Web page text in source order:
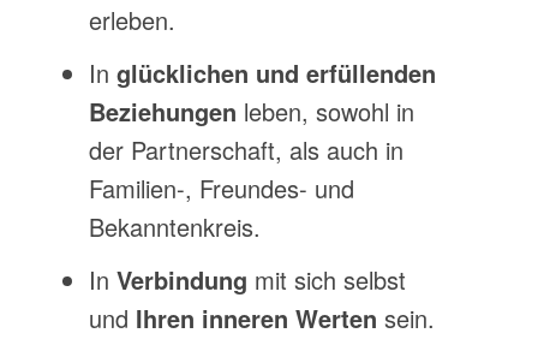
erleben.
In glücklichen und erfüllenden
Beziehungen leben, sowohl in
der Partnerschaft, als auch in
Familien-, Freundes- und
Bekanntenkreis.
In Verbindung mit sich selbst
und Ihren inneren Werten sein.